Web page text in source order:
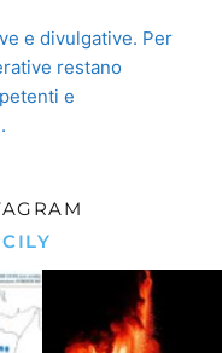
e divulgative. Per
restano
e